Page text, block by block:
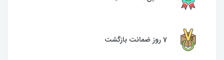
7 روز ضمانت بازگشت